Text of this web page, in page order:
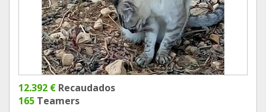
12.392 € Recaudados
165 Teamers